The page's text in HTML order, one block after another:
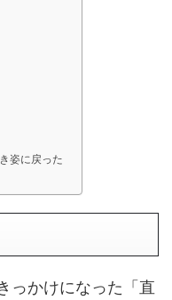
姿に戻った
っかけになった「直